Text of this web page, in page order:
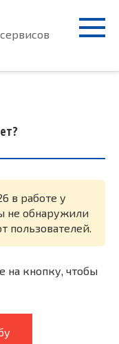
в работе у
не обнаружили
пользователей.
на кнопку, чтобы